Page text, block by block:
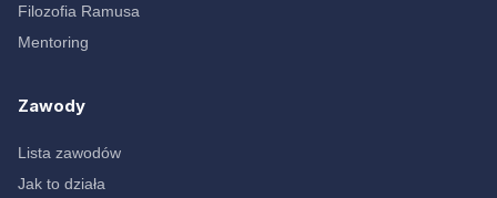
Filozofia Ramusa
Mentoring
Zawody
Lista zawodów
Jak to działa